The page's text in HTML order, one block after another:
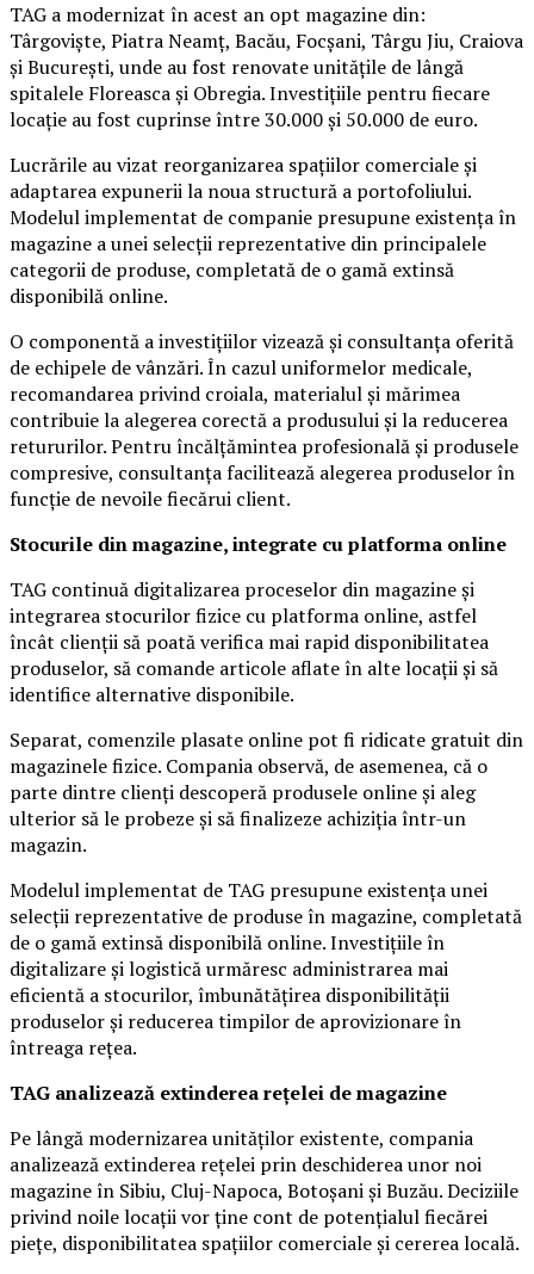
TAG a modernizat în acest an opt magazine din:
Târgoviște, Piatra Neamț, Bacău, Focșani, Târgu Jiu, Craiova
și București, unde au fost renovate unitățile de lângă
spitalele Floreasca și Obregia. Investițiile pentru fiecare
locație au fost cuprinse între 30.000 și 50.000 de euro.
Lucrările au vizat reorganizarea spațiilor comerciale și
adaptarea expunerii la noua structură a portofoliului.
Modelul implementat de companie presupune existența în
magazine a unei selecții reprezentative din principalele
categorii de produse, completată de o gamă extinsă
disponibilă online.
O componentă a investițiilor vizează și consultanța oferită
de echipele de vânzări. În cazul uniformelor medicale,
recomandarea privind croiala, materialul și mărimea
contribuie la alegerea corectă a produsului și la reducerea
retururilor. Pentru încălțămintea profesională și produsele
compresive, consultanța facilitează alegerea produselor în
funcție de nevoile fiecărui client.
Stocurile din magazine, integrate cu platforma online
TAG continuă digitalizarea proceselor din magazine și
integrarea stocurilor fizice cu platforma online, astfel
încât clienții să poată verifica mai rapid disponibilitatea
produselor, să comande articole aflate în alte locații și să
identifice alternative disponibile.
Separat, comenzile plasate online pot fi ridicate gratuit din
magazinele fizice. Compania observă, de asemenea, că o
parte dintre clienți descoperă produsele online și aleg
ulterior să le probeze și să finalizeze achiziția într-un
magazin.
Modelul implementat de TAG presupune existența unei
selecții reprezentative de produse în magazine, completată
de o gamă extinsă disponibilă online. Investițiile în
digitalizare și logistică urmăresc administrarea mai
eficientă a stocurilor, îmbunătățirea disponibilității
produselor și reducerea timpilor de aprovizionare în
întreaga rețea.
TAG analizează extinderea rețelei de magazine
Pe lângă modernizarea unităților existente, compania
analizează extinderea rețelei prin deschiderea unor noi
magazine în Sibiu, Cluj-Napoca, Botoșani și Buzău. Deciziile
privind noile locații vor ține cont de potențialul fiecărei
piețe, disponibilitatea spațiilor comerciale și cererea locală.